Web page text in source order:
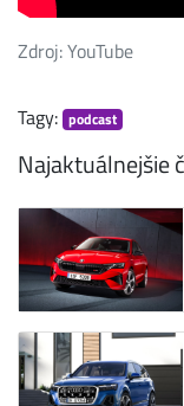
Zdroj: YouTube
Tagy: podcast
Najaktuálnejšie